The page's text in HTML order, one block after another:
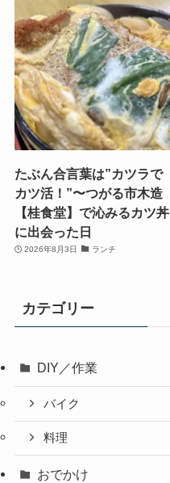
たぶん合言葉は”カツラで
カツ活！”〜つがる市木造
【桂食堂】で沁みるカツ丼
に出会った日
2026年8月3日 ランチ
カテゴリー
DIY／作業
バイク
料理
おでかけ